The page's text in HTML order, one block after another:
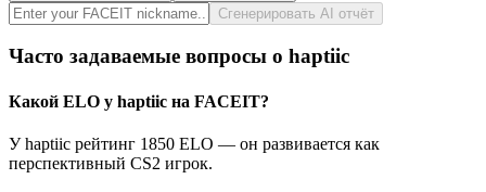
Сгенерировать AI отчёт
Часто задаваемые вопросы о haptiic
Какой ELO у haptiic на FACEIT?
У haptiic рейтинг 1850 ELO — он развивается как
перспективный CS2 игрок.